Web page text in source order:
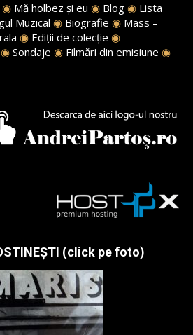
◉ Mă holbez și eu ◉ Blog ◉ Lista
Muzical ◉ Biografie ◉ Mass –
◉ Ediții de colecție ◉
◉ Sondaje ◉ Filmări din emisiune ◉
(click pe foto)